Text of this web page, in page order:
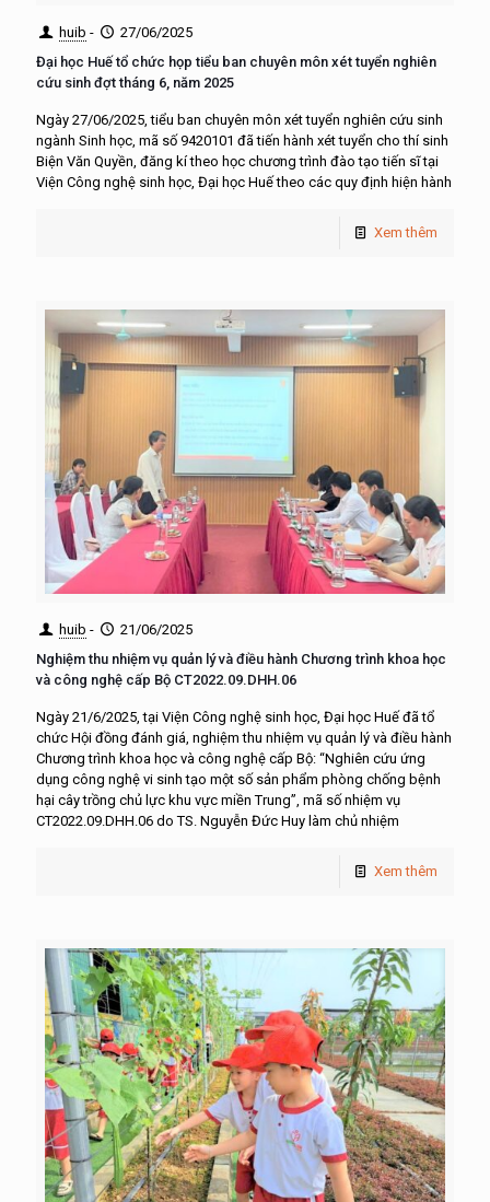
huib -
27/06/2025
Đại học Huế tổ chức họp tiểu ban chuyên môn xét tuyển nghiên
cứu sinh đợt tháng 6, năm 2025
Ngày 27/06/2025, tiểu ban chuyên môn xét tuyển nghiên cứu sinh
ngành Sinh học, mã số 9420101 đã tiến hành xét tuyển cho thí sinh
Biện Văn Quyền, đăng kí theo học chương trình đào tạo tiến sĩ tại
Viện Công nghệ sinh học, Đại học Huế theo các quy định hiện hành
Xem thêm
huib -
21/06/2025
Nghiệm thu nhiệm vụ quản lý và điều hành Chương trình khoa học
và công nghệ cấp Bộ CT2022.09.DHH.06
Ngày 21/6/2025, tại Viện Công nghệ sinh học, Đại học Huế đã tổ
chức Hội đồng đánh giá, nghiệm thu nhiệm vụ quản lý và điều hành
Chương trình khoa học và công nghệ cấp Bộ: “Nghiên cứu ứng
dụng công nghệ vi sinh tạo một số sản phẩm phòng chống bệnh
hại cây trồng chủ lực khu vực miền Trung”, mã số nhiệm vụ
CT2022.09.DHH.06 do TS. Nguyễn Đức Huy làm chủ nhiệm
Xem thêm